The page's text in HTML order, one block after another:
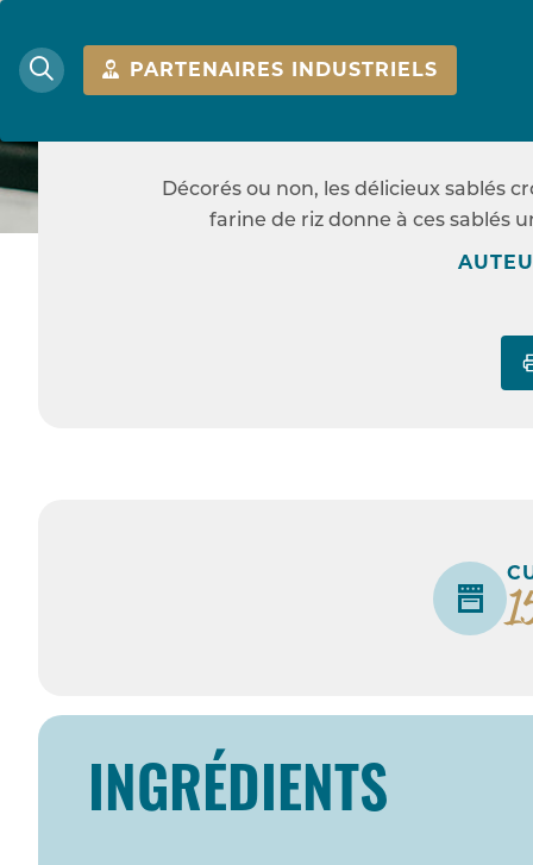
PARTENAIRES INDUSTRIELS
SABLÉS,
Décorés ou non, les délicieux sablés
farine de riz donne à ces sablés
INGRÉDIENTS